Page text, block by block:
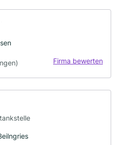
Firma bewerten